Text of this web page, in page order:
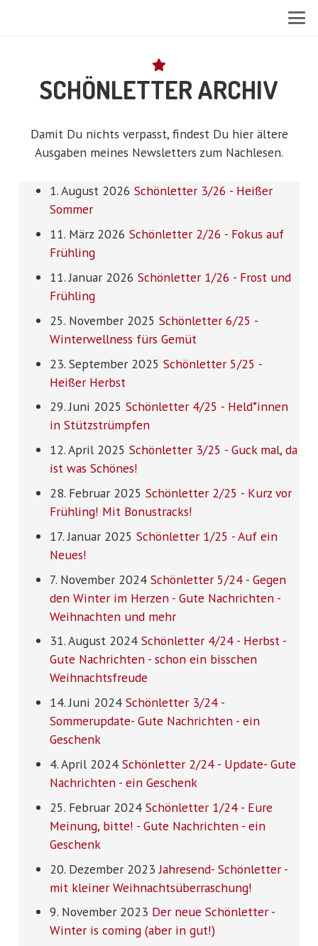
SCHÖNLETTER ARCHIV
Damit Du nichts verpasst, findest Du hier ältere
Ausgaben meines Newsletters zum Nachlesen.
1. August 2026 Schönletter 3/26 - Heißer
Sommer
11. März 2026 Schönletter 2/26 - Fokus auf
Frühling
11. Januar 2026 Schönletter 1/26 - Frost und
Frühling
25. November 2025 Schönletter 6/25 -
Winterwellness fürs Gemüt
23. September 2025 Schönletter 5/25 -
Heißer Herbst
29. Juni 2025 Schönletter 4/25 - Held*innen
in Stützstrümpfen
12. April 2025 Schönletter 3/25 - Guck mal, da
ist was Schönes!
28. Februar 2025 Schönletter 2/25 - Kurz vor
Frühling! Mit Bonustracks!
17. Januar 2025 Schönletter 1/25 - Auf ein
Neues!
7. November 2024 Schönletter 5/24 - Gegen
den Winter im Herzen - Gute Nachrichten -
Weihnachten und mehr
31. August 2024 Schönletter 4/24 - Herbst -
Gute Nachrichten - schon ein bisschen
Weihnachtsfreude
14. Juni 2024 Schönletter 3/24 -
Sommerupdate- Gute Nachrichten - ein
Geschenk
4. April 2024 Schönletter 2/24 - Update- Gute
Nachrichten - ein Geschenk
25. Februar 2024 Schönletter 1/24 - Eure
Meinung, bitte! - Gute Nachrichten - ein
Geschenk
20. Dezember 2023 Jahresend- Schönletter -
mit kleiner Weihnachtsüberraschung!
9. November 2023 Der neue Schönletter -
Winter is coming (aber in gut!)